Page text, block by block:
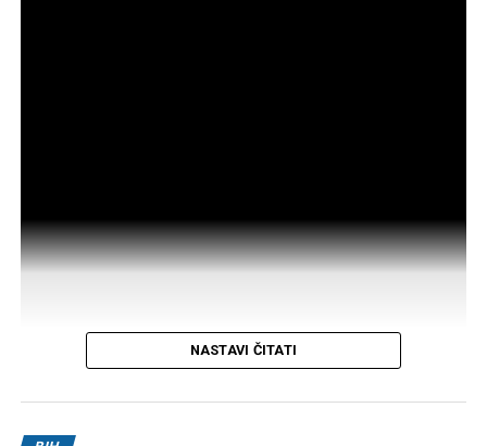
NASTAVI ČITATI